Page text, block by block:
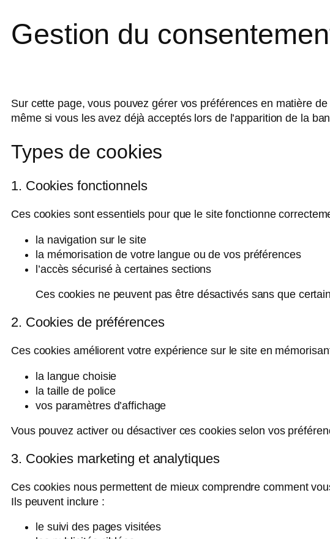
Gestion du
Sur cette page, vous pouvez gérer vos préférences en matière
même si vous les avez déjà acceptés lors de l’apparition de la
Types de cookies
1. Cookies fonctionnels
Ces cookies sont essentiels pour que le site fonctionne
la navigation sur le site
la mémorisation de votre langue ou de vos préférences
l’accès sécurisé à certaines sections
Ces cookies ne peuvent pas être désactivés sans que
2. Cookies de préférences
Ces cookies améliorent votre expérience sur le site en
la langue choisie
la taille de police
vos paramètres d’affichage
Vous pouvez activer ou désactiver ces cookies selon vos
3. Cookies marketing et analytiques
Ces cookies nous permettent de mieux comprendre comment
Ils peuvent inclure :
le suivi des pages visitées